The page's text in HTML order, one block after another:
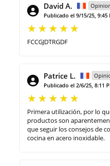
David A.
Publicado el 9/15/25, 9:45
FCCGJDTRGDF
Patrice L.
Publicado el 2/6/25, 8:11
Primera utilización, por lo
productos son
que seguir los consejos de
cocina en acero inoxidable.